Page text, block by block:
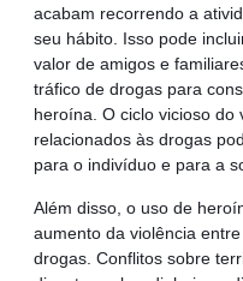
acabam recorrendo a
seu hábito. Isso pode
valor de amigos e
tráfico de drogas para
heroína. O ciclo vicioso
relacionados às drogas
para o indivíduo e para a
Além disso, o uso de
aumento da violência
drogas. Conflitos sobre